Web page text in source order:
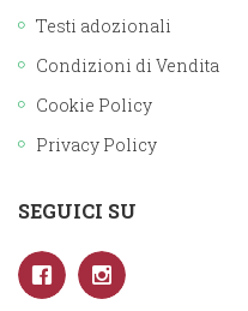
Testi adozionali
Condizioni di Vendita
Cookie Policy
Privacy Policy
SEGUICI SU